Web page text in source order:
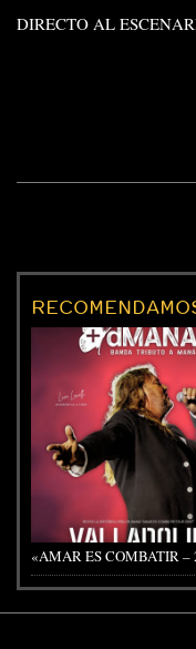
DIRECTO AL
«AMAR ES COMBATIR